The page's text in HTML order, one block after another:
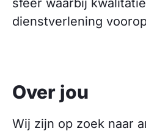
sfeer waarbij
dienstverlening
Over jou
Wij zijn op zoek naar